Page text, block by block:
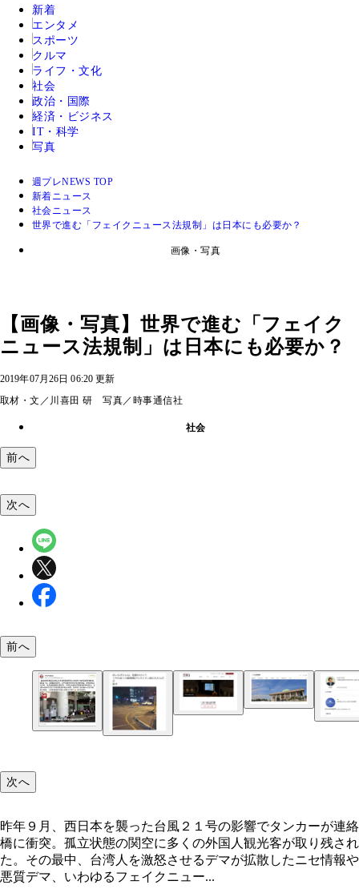
新着
エンタメ
スポーツ
クルマ
ライフ・文化
社会
政治・国際
経済・ビジネス
IT・科学
写真
週プレNEWS TOP
新着ニュース
社会ニュース
世界で進む「フェイクニュース法規制」は日本にも必要か？
画像・写真
【画像・写真】世界で進む「フェイク
ニュース法規制」は日本にも必要か？
2019年07月26日 06:20 更新
取材・文／川喜田 研 写真／時事通信社
社会
前へ
「中国総領事館が空港にバスを手配し、中国人観
優先的に救出した」というデマが、バス車内から
と共にアップされ拡散
２０１６年４月、熊本地震の直後に「動物園から
ンが放たれた」というデマがツイッターなどＳＮ
拡散。発信者だった神奈川県の会社員は、偽計業
昨年の沖縄県知事選で流布された玉城デニー氏の
表示
次へ
前へ
次へ
昨年９月、西日本を襲った台風２１号の影響でタンカーが連絡
橋に衝突。孤立状態の関空に多くの外国人観光客が取り残され
た。その最中、台湾人を激怒させるデマが拡散したニセ情報や
悪質デマ、いわゆるフェイクニュー...